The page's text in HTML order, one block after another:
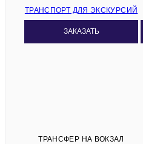
ТРАНСПОРТ ДЛЯ ЭКСКУРСИЙ
ЗАКАЗАТЬ
ТРАНСФЕР НА ВОКЗАЛ